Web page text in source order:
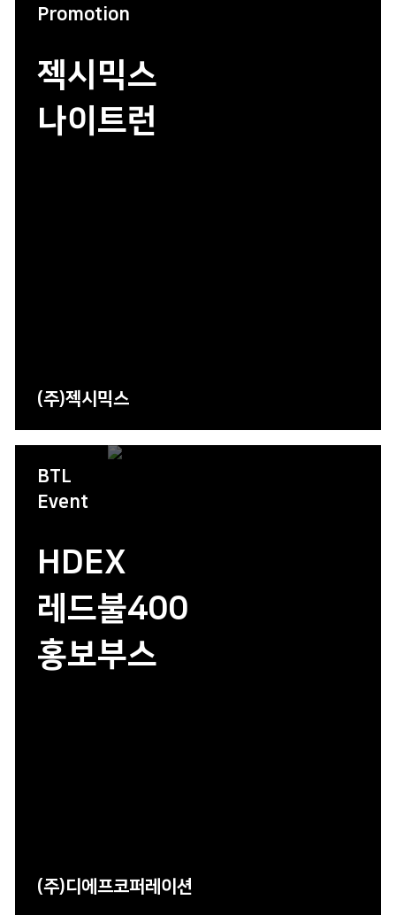
Promotion
젝시믹스
나이트런
(주)젝시믹스
BTL
Event
HDEX
레드불400
홍보부스
(주)디에프코퍼레이션